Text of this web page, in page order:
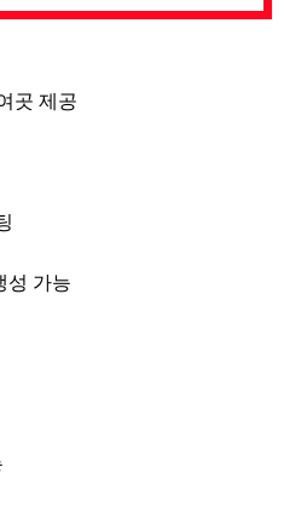
곳 제공
성 가능